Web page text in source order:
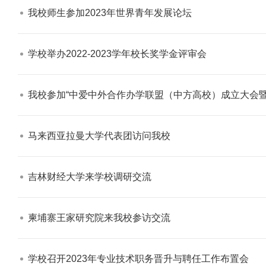
我校师生参加2023年世界青年发展论坛​
学校举办2022-2023学年校长奖学金评审会​
我校参加“中爱中外合作办学联盟（中方高校）成立大会暨中爱中
马来西亚拉曼大学代表团访问我校​
吉林财经大学来学校调研交流​
柬埔寨王家研究院来我校参访交流​
学校召开2023年专业技术职务晋升与聘任工作布置会​